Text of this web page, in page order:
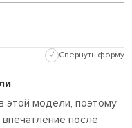
✓ Свернуть форму
этой модели, поэтому
после